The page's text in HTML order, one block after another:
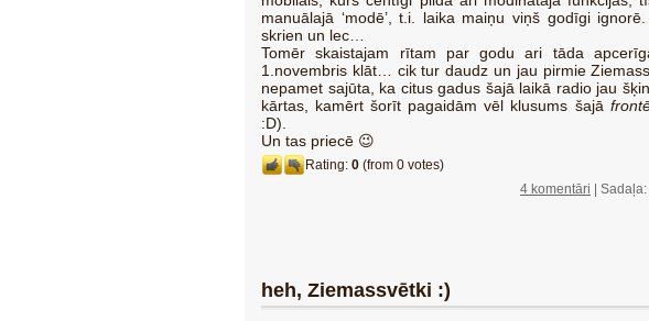
manuālajā ‘modē’, t.i. laika maiņu viņš godīgi
skrien un lec…
Tomēr skaistajam rītam par godu ari tāda
1.novembris klāt… cik tur daudz un jau pirmie
nepamet sajūta, ka citus gadus šajā laikā radio jau
kārtas, kamērt šorīt pagaidām vēl klusums šajā
:D).
Un tas priecē 😉
Rating: 0 (from 0 votes)
4 komentāri | Sadaļa:
heh, Ziemassvētki :)